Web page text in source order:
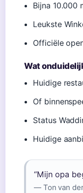
Bijna 10.000
Leukste
Officiële
Wat
Huidige
Of
Status
Huidige
“Mijn opa
— Ton van